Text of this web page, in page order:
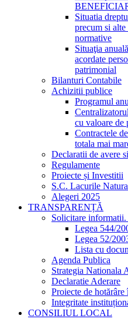
Situatia
precum si
normative
Situaţia
acordate
patrimonial
Bilanturi Contabile
Achizitii publice
Programul
cu valoare de
Contractele
totala mai
Declaratii de avere
Regulamente
Proiecte și Investitii
S.C. Lacurile
Alegeri 2025
TRANSPARENȚĂ
Solicitare
Legea 544/
Legea 52/
Lista cu
Agenda Publica
Strategia Nationala
Declaratie Aderare
Proiecte de hotărâre
Integritate
CONSILIUL LOCAL